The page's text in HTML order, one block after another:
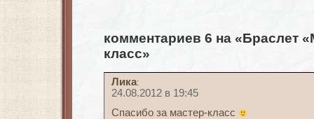
комментариев 6 на «Браслет
класс»
Лика:
24.08.2012 в 19:45
Спасибо за мастер-класс